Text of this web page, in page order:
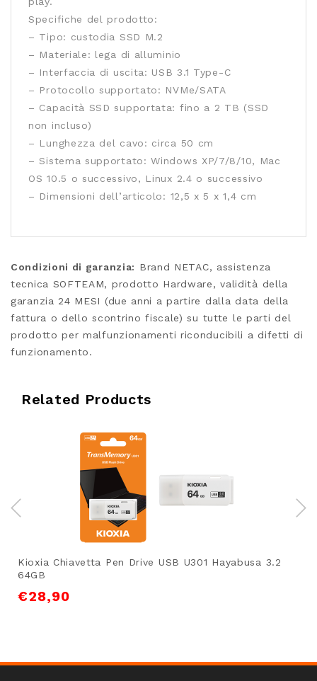
Specifiche del prodotto:
– Tipo: custodia SSD M.2
– Materiale: lega di alluminio
– Interfaccia di uscita: USB 3.1 Type-C
– Protocollo supportato: NVMe/SATA
– Capacità SSD supportata: fino a 2 TB (SSD
non incluso)
– Lunghezza del cavo: circa 50 cm
– Sistema supportato: Windows XP/7/8/10, Mac
OS 10.5 o successivo, Linux 2.4 o successivo
– Dimensioni dell’articolo: 12,5 x 5 x 1,4 cm
Condizioni di garanzia: Brand NETAC, assistenza
tecnica SOFTEAM, prodotto Hardware, validità della
garanzia 24 MESI (due anni a partire dalla data della
fattura o dello scontrino fiscale) su tutte le parti del
prodotto per malfunzionamenti riconducibili a difetti di
funzionamento.
Related Products
Kioxia Chiavetta Pen Drive USB U301 Hayabusa 3.2
64GB
€28,90